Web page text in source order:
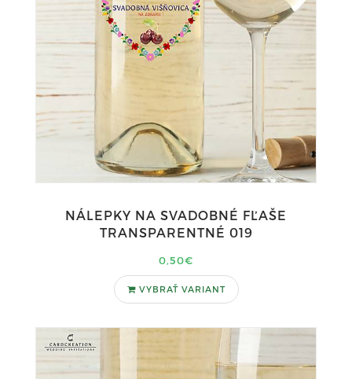
NÁLEPKY NA SVADOBNÉ FĽAŠE
TRANSPARENTNÉ 019
0,50€
VYBRAŤ VARIANT